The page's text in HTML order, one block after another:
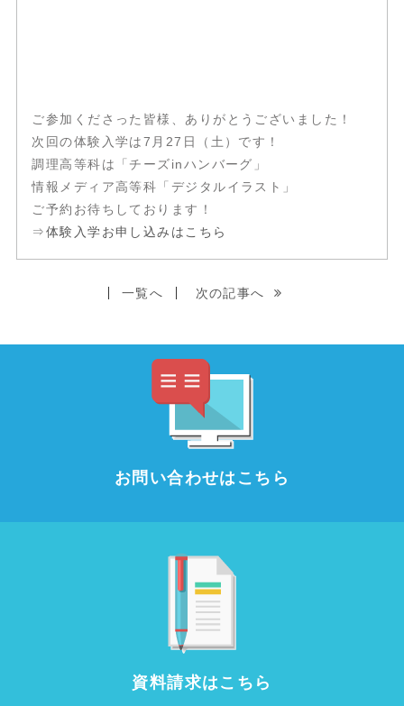
ご参加くださった皆様、ありがとうございました！
次回の体験入学は7月27日（土）です！
調理高等科は「チーズinハンバーグ」
情報メディア高等科「デジタルイラスト」
ご予約お待ちしております！
⇒体験入学お申し込みはこちら
一覧へ 次の記事へ
お問い合わせはこちら
資料請求はこちら